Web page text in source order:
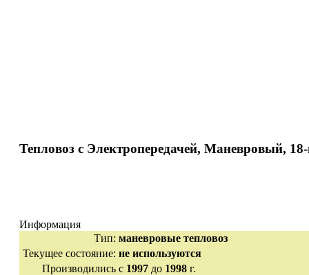
Тепловоз с Электропередачей, Маневровый,
Информация
Тип: маневровые тепловоз
Текущее состояние: не используются
Производились с 1997 до 1998 г.